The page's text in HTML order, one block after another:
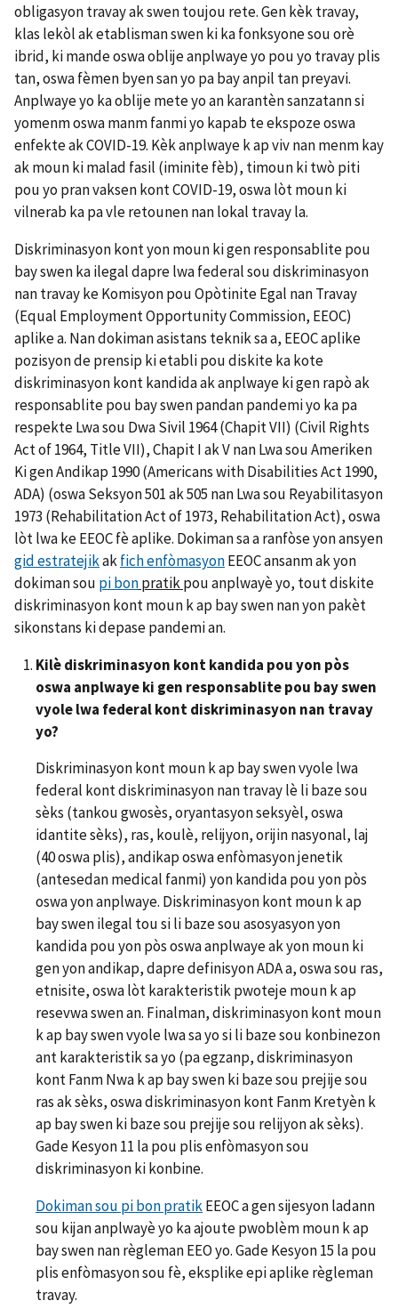
obligasyon travay ak swen toujou rete. Gen kèk travay,
klas lekòl ak etablisman swen ki ka fonksyone sou orè
ibrid, ki mande oswa oblije anplwaye yo pou yo travay plis
tan, oswa fèmen byen san yo pa bay anpil tan preyavi.
Anplwaye yo ka oblije mete yo an karantèn sanzatann si
yomenm oswa manm fanmi yo kapab te ekspoze oswa
enfekte ak COVID-19. Kèk anplwaye k ap viv nan menm kay
ak moun ki malad fasil (iminite fèb), timoun ki twò piti
pou yo pran vaksen kont COVID-19, oswa lòt moun ki
vilnerab ka pa vle retounen nan lokal travay la.
Diskriminasyon kont yon moun ki gen responsablite pou
bay swen ka ilegal dapre lwa federal sou diskriminasyon
nan travay ke Komisyon pou Opòtinite Egal nan Travay
(Equal Employment Opportunity Commission, EEOC)
aplike a. Nan dokiman asistans teknik sa a, EEOC aplike
pozisyon de prensip ki etabli pou diskite ka kote
diskriminasyon kont kandida ak anplwaye ki gen rapò ak
responsablite pou bay swen pandan pandemi yo ka pa
respekte Lwa sou Dwa Sivil 1964 (Chapit VII) (Civil Rights
Act of 1964, Title VII), Chapit I ak V nan Lwa sou Ameriken
Ki gen Andikap 1990 (Americans with Disabilities Act 1990,
ADA) (oswa Seksyon 501 ak 505 nan Lwa sou Reyabilitasyon
1973 (Rehabilitation Act of 1973, Rehabilitation Act), oswa
lòt lwa ke EEOC fè aplike. Dokiman sa a ranfòse yon ansyen
gid estratejikakfich enfòmasyonEEOC ansanm ak yon
dokiman sou pi bonpratikpou anplwayè yo, tout diskite
diskriminasyon kont moun k ap bay swen nan yon pakèt
sikonstans ki depase pandemi an.
Kilè diskriminasyon kont kandida pou yon pòs
oswa anplwaye ki gen responsablite pou bay swen
vyole lwa federal kont diskriminasyon nan travay
yo?
Diskriminasyon kont moun k ap bay swen vyole lwa
federal kont diskriminasyon nan travay lè li baze sou
sèks (tankou gwosès, oryantasyon seksyèl, oswa
idantite sèks), ras, koulè, relijyon, orijin nasyonal, laj
(40 oswa plis), andikap oswa enfòmasyon jenetik
(antesedan medical fanmi) yon kandida pou yon pòs
oswa yon anplwaye. Diskriminasyon kont moun k ap
bay swen ilegal tou si li baze sou asosyasyon yon
kandida pou yon pòs oswa anplwaye ak yon moun ki
gen yon andikap, dapre definisyon ADA a, oswa sou ras,
etnisite, oswa lòt karakteristik pwoteje moun k ap
resevwa swen an. Finalman, diskriminasyon kont moun
k ap bay swen vyole lwa sa yo si li baze sou konbinezon
ant karakteristik sa yo (pa egzanp, diskriminasyon
kont Fanm Nwa k ap bay swen ki baze sou prejije sou
ras ak sèks, oswa diskriminasyon kont Fanm Kretyèn k
ap bay swen ki baze sou prejije sou relijyon ak sèks).
Gade Kesyon 11 la pou plis enfòmasyon sou
diskriminasyon ki konbine.
Dokiman sou pi bon pratikEEOC a gen sijesyon ladann
sou kijan anplwayè yo ka ajoute pwoblèm moun k ap
bay swen nan règleman EEO yo. Gade Kesyon 15 la pou
plis enfòmasyon sou fè, eksplike epi aplike règleman
travay.